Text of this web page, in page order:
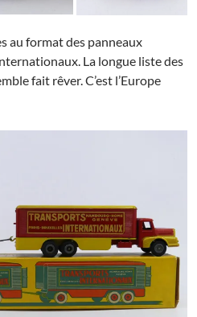
au format des panneaux
La longue liste des
fait rêver. C’est l’Europe